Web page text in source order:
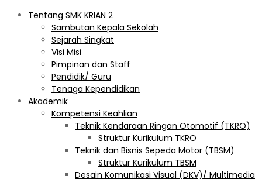
Tentang SMK KRIAN 2
Sambutan Kepala Sekolah
Sejarah Singkat
Visi Misi
Pimpinan dan Staff
Pendidik/ Guru
Tenaga Kependidikan
Akademik
Kompetensi Keahlian
Teknik Kendaraan Ringan Otomotif (TKRO)
Struktur Kurikulum TKRO
Teknik dan Bisnis Sepeda Motor (TBSM)
Struktur Kurikulum TBSM
Desain Komunikasi Visual (DKV)/ Multimedia